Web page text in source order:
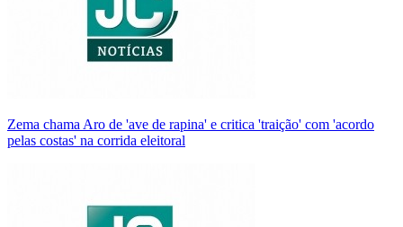
Zema chama Aro de 'ave de rapina' e critica 'traição' com 'acordo
pelas costas' na corrida eleitoral